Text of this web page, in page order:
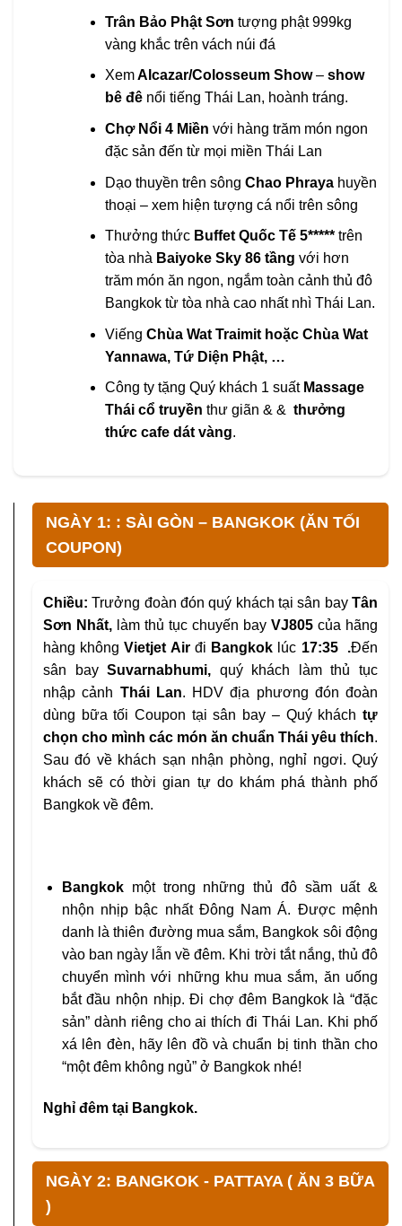
Trân Bảo Phật Sơn tượng phật 999kg
vàng khắc trên vách núi đá
XemAlcazar/Colosseum Show– show
bê đênổi tiếng Thái Lan, hoành tráng.
Chợ Nổi 4 Miền với hàng trăm món ngon
đặc sản đến từ mọi miền Thái Lan
Dạo thuyền trên sông Chao Phrayahuyền
thoại – xem hiện tượng cá nổi trên sông
Thưởng thức Buffet Quốc Tế 5*****trên
tòa nhà Baiyoke Sky 86 tầng với hơn
trăm món ăn ngon, ngắm toàn cảnh thủ đô
Bangkok từ tòa nhà cao nhất nhì Thái Lan.
Viếng Chùa Wat Traimit hoặc Chùa Wat
Yannawa, Tứ Diện Phật, …
Công ty tặng Quý khách 1 suất Massage
Thái cổ truyền thư giãn & & thưởng
thức cafe dát vàng.
NGÀY 1: : SÀI GÒN – BANGKOK (ĂN TỐI
COUPON)
Chiều:Trưởng đoàn đón quý khách tại sân bayTân
Sơn Nhất, làm thủ tục chuyến bay VJ805 của hãng
hàng khôngVietjet Airđi Bangkok lúc 17:35 .Đến
sân baySuvarnabhumi, quý khách làm thủ tục
nhập cảnh Thái Lan. HDV địa phương đón đoàn
dùng bữa tối Coupon tại sân bay – Quý khách tự
chọn cho mình các món ăn chuẩn Thái yêu thích.
Sau đó về khách sạn nhận phòng, nghỉ ngơi. Quý
khách sẽ có thời gian tự do khám phá thành phố
Bangkok về đêm.
Bangkokmột trong những thủ đô sầm uất &
nhộn nhịp bậc nhất Đông Nam Á. Được mệnh
danh là thiên đường mua sắm, Bangkok sôi động
vào ban ngày lẫn về đêm. Khi trời tắt nắng, thủ đô
chuyển mình với những khu mua sắm, ăn uống
bắt đầu nhộn nhịp. Đi chợ đêm Bangkok là “đặc
sản” dành riêng cho ai thích đi Thái Lan. Khi phố
xá lên đèn, hãy lên đồ và chuẩn bị tinh thần cho
“một đêm không ngủ” ở Bangkok nhé!
Nghỉ đêm tại Bangkok.
NGÀY 2: BANGKOK - PATTAYA ( ĂN 3 BỮA
)